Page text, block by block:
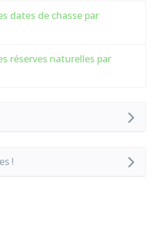
dates de chasse par
réserves naturelles par
!